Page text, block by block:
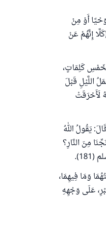
أَوْ مِنْ
إِنَّهُ عَلِيٌّ حَكِيمٌ) الشورى/51، وقوله: (كَلَّا إِنَّهُمْ عَنْ
كَلِمَاتٍ،
اللَّيْلِ قَبْلَ
لَأَحْرَقَتْ
يَقُولُ اللهُ
مِنَ النَّارِ؟
وَمَا فِيهِمَا،
عَلَى وَجْهِهِ